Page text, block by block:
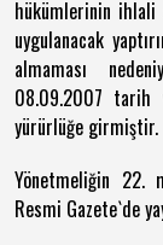
hükümlerinin ihlali
uygulanacak
almaması
08.09.2007 tarih
yürürlüğe girmiştir.
Yönetmeliğin 22.
Resmi Gazete`de